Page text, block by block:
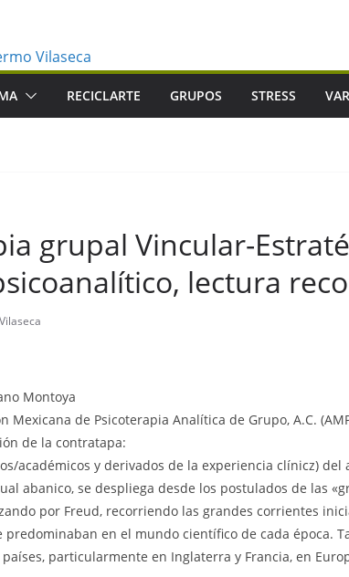
RECICLARTE GRUPOS STRESS
grupal Vincular-
lectura
Montoya
Mexicana de Psicoterapia Analítica de Grupo, A.C.
de la contratapa:
académicos y derivados de la experiencia clínicz) del
abanico, se despliega desde los postulados de las
por Freud, recorriendo las grandes corrientes
predominaban en el mundo científico de cada época.
particularmente en Inglaterra y Francia, en